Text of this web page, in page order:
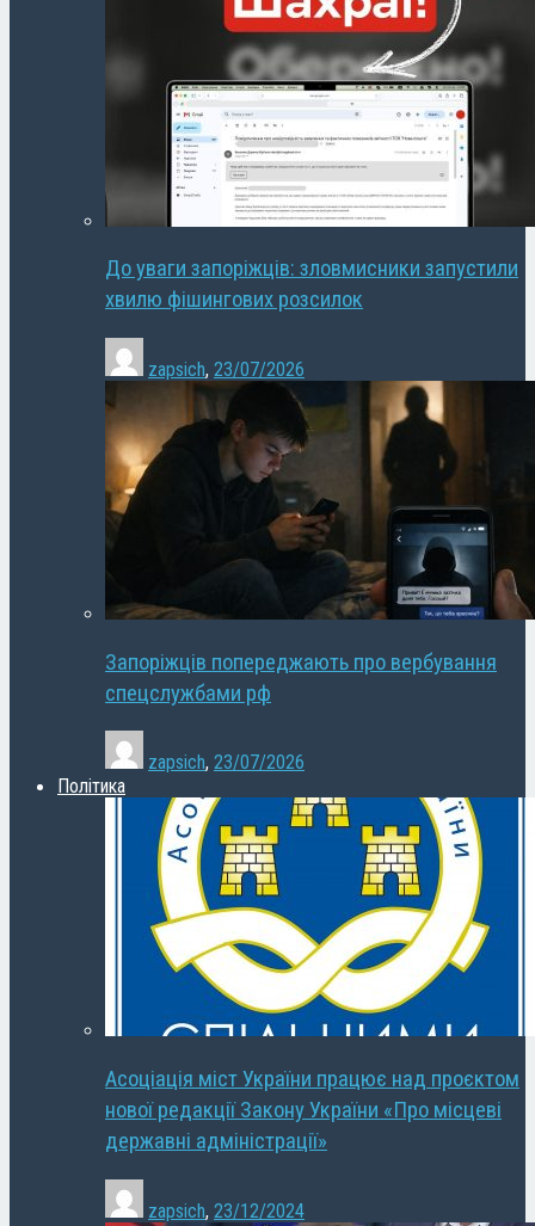
До уваги запоріжців: зловмисники запустили
хвилю фішингових розсилок
zapsich, 23/07/2026
Запоріжців попереджають про вербування
спецслужбами рф
zapsich, 23/07/2026
Політика
Асоціація міст України працює над проєктом
нової редакції Закону України «Про місцеві
державні адміністрації»
zapsich, 23/12/2024